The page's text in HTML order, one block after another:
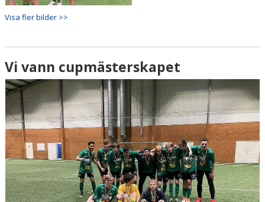
Visa fler bilder >>
Vi vann cupmästerskapet